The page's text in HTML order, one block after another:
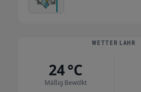
WETTER LAHR
24 °C
Mäßig Bewölkt